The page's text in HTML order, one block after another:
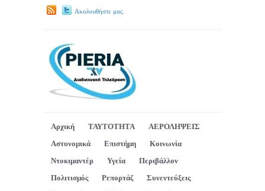
Ακολουθήστε μας.
Αρχική ΤΑΥΤΟΤΗΤΑ
ΑΕΡΟΛΗΨΕΙΣ
Αστυνομικά
Επιστήμη
Κοινωνία
Ντοκιμαντέρ
Υγεία
Περιβάλλον
Πολιτισμός
Ρεπορτάζ
Συνεντεύξεις